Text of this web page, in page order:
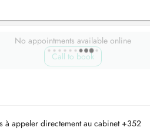
No appointments available online
Call to book
à appeler directement au cabinet +352